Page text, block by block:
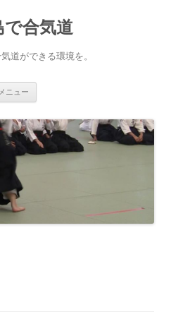
で合気道
道ができる環境を。
メニュー